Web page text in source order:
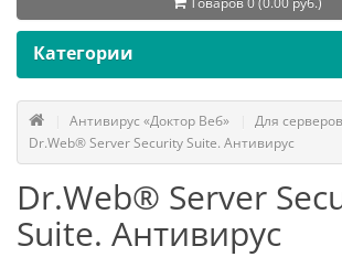
Категории
Антивирус «Доктор Веб» Для серверов
Dr.Web® Server Security Suite. Антивирус
Dr.Web® Server
Suite. Антивирус